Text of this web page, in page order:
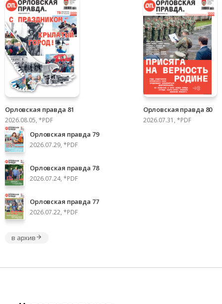
Орловская правда 81
2026.08.05, *PDF
Орловская правда 80
2026.07.31, *PDF
Орловская правда 79
2026.07.29, *PDF
Орловская правда 78
2026.07.24, *PDF
Орловская правда 77
2026.07.22, *PDF
в архив